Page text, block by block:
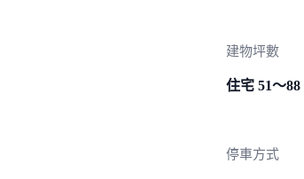
建物坪數
住宅 51～88
停車方式